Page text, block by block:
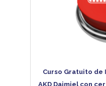
Curso Gratuito de
AKD Daimiel con